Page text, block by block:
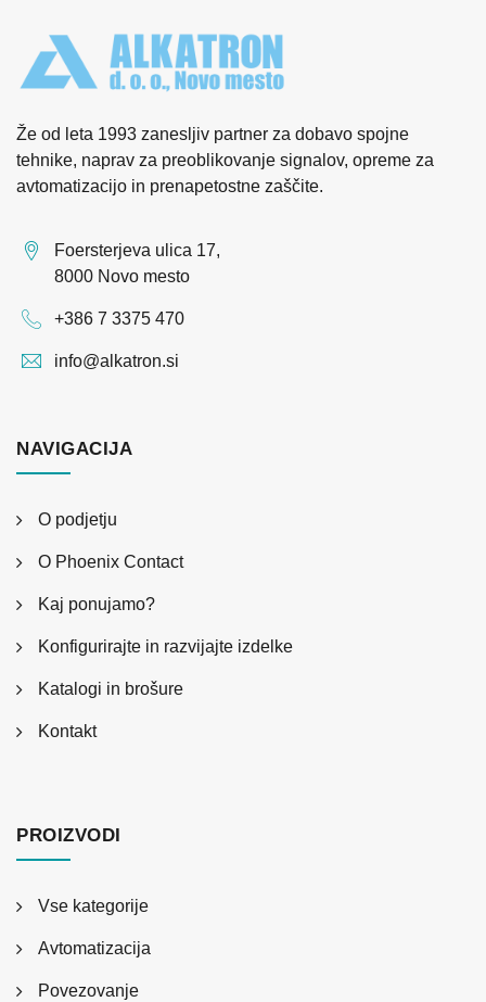
Že od leta 1993 zanesljiv partner za dobavo spojne
tehnike, naprav za preoblikovanje signalov, opreme za
avtomatizacijo in prenapetostne zaščite.
Foersterjeva ulica 17,
8000 Novo mesto
+386 7 3375 470
info@alkatron.si
NAVIGACIJA
O podjetju
O Phoenix Contact
Kaj ponujamo?
Konfigurirajte in razvijajte izdelke
Katalogi in brošure
Kontakt
PROIZVODI
Vse kategorije
Avtomatizacija
Povezovanje